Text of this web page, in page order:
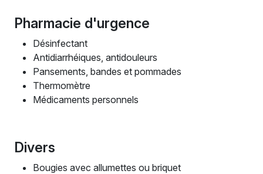
Pharmacie d'urgence
Désinfectant
Antidiarrhéiques, antidouleurs
Pansements, bandes et pommades
Thermomètre
Médicaments personnels
Divers
Bougies avec allumettes ou briquet